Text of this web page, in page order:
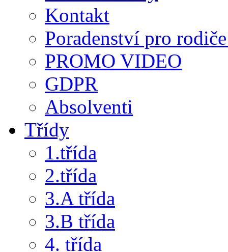
Kontakt
Poradenství pro
PROMO VIDEO
GDPR
Absolventi
Třídy
1.třída
2.třída
3.A třída
3.B třída
4. třída